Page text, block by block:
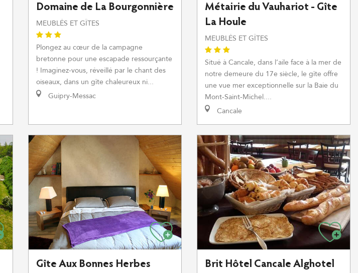
Domaine de La Bourgonnière
MEUBLÉS ET GÎTES
Plongez au cœur de la campagne
bretonne pour une escapade ressourçante
! Imaginez-vous, réveillé par le chant des
oiseaux, dans un gîte chaleureux ni...
Guipry-Messac
Métairie du Vauhariot - Gîte
La Houle
MEUBLÉS ET GÎTES
Situé à Cancale, dans l’aile face à la mer de
notre demeure du 17e siècle, le gîte offre
une vue mer exceptionnelle sur la Baie du
Mont-Saint-Michel....
Cancale
Gîte Aux Bonnes Herbes Brit Hôtel Cancale Alghotel